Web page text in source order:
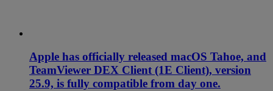
Apple has officially released macOS Tahoe, and
TeamViewer DEX Client (1E Client), version
25.9, is fully compatible from day one.